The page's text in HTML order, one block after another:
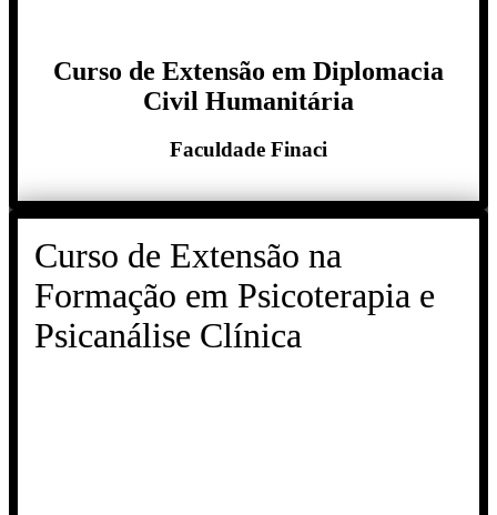
Curso de Extensão em Diplomacia
Civil Humanitária
Faculdade Finaci
Curso de Extensão na
Formação em Psicoterapia e
Psicanálise Clínica